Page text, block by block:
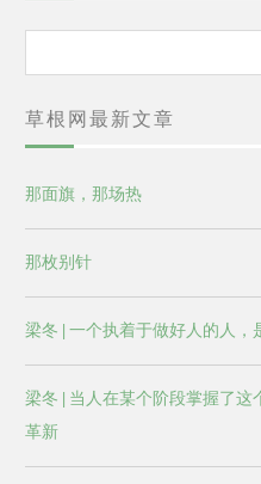
索
草根网最新文章
那面旗，那场热
那枚别针
梁冬 | 一个执着于做好人的人，
梁冬 | 当人在某个阶段掌握了
革新